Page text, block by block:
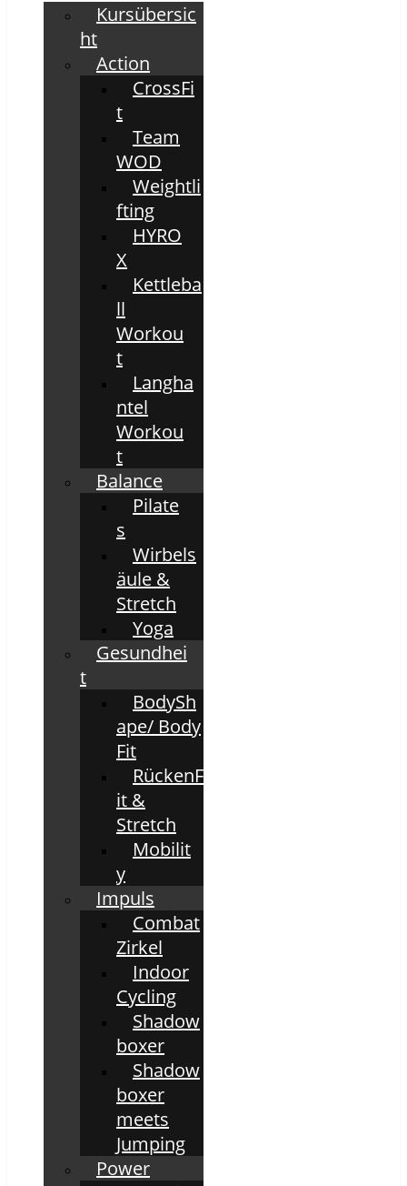
Kursübersic
ht
Action
CrossFi
t
Team
WOD
Weightli
fting
HYRO
X
Kettleba
ll
Workou
t
Langha
ntel
Workou
t
Balance
Pilate
s
Wirbels
äule &
Stretch
Yoga
Gesundhei
t
BodySh
ape/ Body
Fit
RückenF
it &
Stretch
Mobilit
y
Impuls
Combat
Zirkel
Indoor
Cycling
Shadow
boxer
Shadow
boxer
meets
Jumping
Power